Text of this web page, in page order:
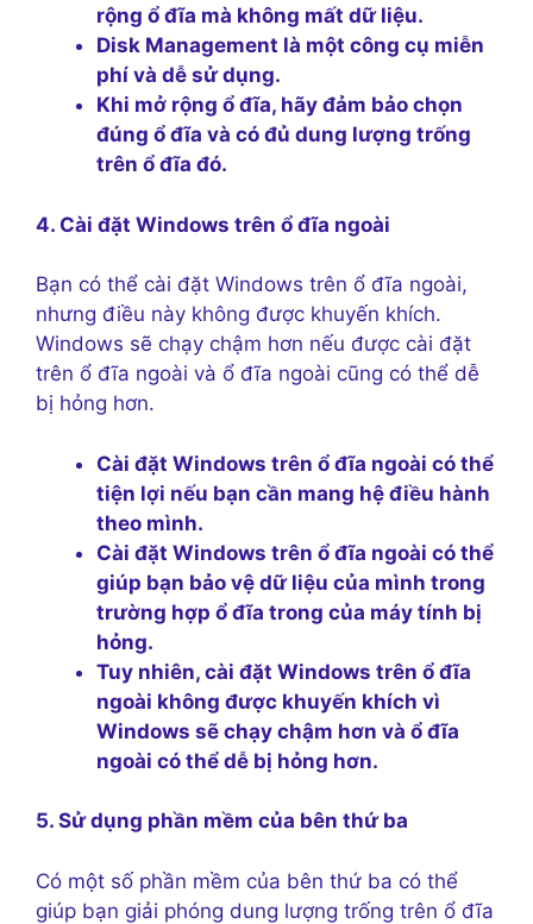
rộng ổ đĩa mà không mất dữ liệu.
Disk Management là một công cụ miễn
phí và dễ sử dụng.
Khi mở rộng ổ đĩa, hãy đảm bảo chọn
đúng ổ đĩa và có đủ dung lượng trống
trên ổ đĩa đó.
4. Cài đặt Windows trên ổ đĩa ngoài
Bạn có thể cài đặt Windows trên ổ đĩa ngoài,
nhưng điều này không được khuyến khích.
Windows sẽ chạy chậm hơn nếu được cài đặt
trên ổ đĩa ngoài và ổ đĩa ngoài cũng có thể dễ
bị hỏng hơn.
Cài đặt Windows trên ổ đĩa ngoài có thể
tiện lợi nếu bạn cần mang hệ điều hành
theo mình.
Cài đặt Windows trên ổ đĩa ngoài có thể
giúp bạn bảo vệ dữ liệu của mình trong
trường hợp ổ đĩa trong của máy tính bị
hỏng.
Tuy nhiên, cài đặt Windows trên ổ đĩa
ngoài không được khuyến khích vì
Windows sẽ chạy chậm hơn và ổ đĩa
ngoài có thể dễ bị hỏng hơn.
5. Sử dụng phần mềm của bên thứ ba
Có một số phần mềm của bên thứ ba có thể
giúp bạn giải phóng dung lượng trống trên ổ đĩa